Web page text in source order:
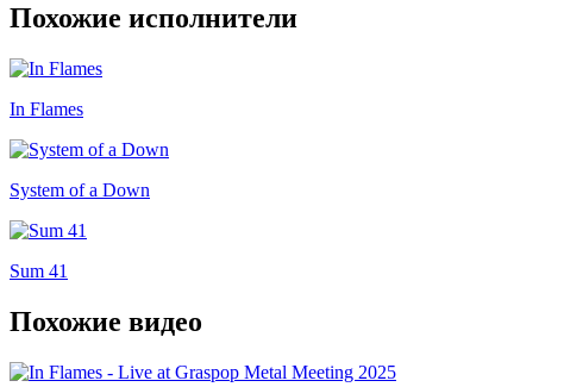
Похожие исполнители
In Flames
System of a Down
Sum 41
Похожие видео